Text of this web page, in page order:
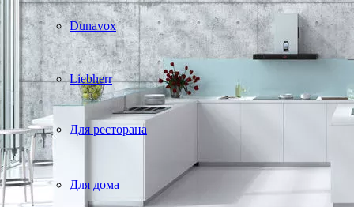
Dunavox
Liebherr
Для ресторана
Для дома